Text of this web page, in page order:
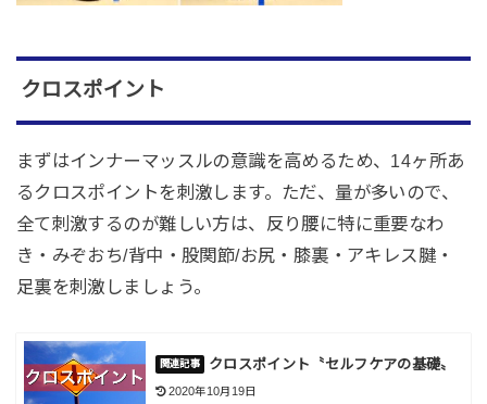
クロスポイント
まずはインナーマッスルの意識を高めるため、14ヶ所あ
るクロスポイントを刺激します。ただ、量が多いので、
全て刺激するのが難しい方は、反り腰に特に重要なわ
き・みぞおち/背中・股関節/お尻・膝裏・アキレス腱・
足裏を刺激しましょう。
クロスポイント〝セルフケアの基礎〟
2020年10月19日